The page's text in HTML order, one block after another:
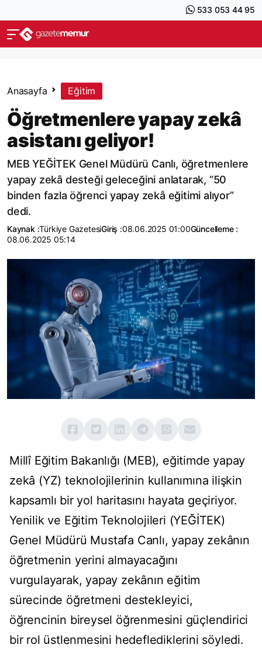
533 053 44 95
Anasayfa Eğitim
Öğretmenlere yapay zekâ
asistanı geliyor!
MEB YEĞİTEK Genel Müdürü Canlı, öğretmenlere
yapay zekâ desteği geleceğini anlatarak, “50
binden fazla öğrenci yapay zekâ eğitimi alıyor”
dedi.
Kaynak :Türkiye GazetesiGiriş :08.06.2025 01:00Güncelleme :
08.06.2025 05:14
Millî Eğitim Bakanlığı (MEB), eğitimde yapay
zekâ (YZ) teknolojilerinin kullanımına ilişkin
kapsamlı bir yol haritasını hayata geçiriyor.
Yenilik ve Eğitim Teknolojileri (YEĞİTEK)
Genel Müdürü Mustafa Canlı, yapay zekânın
öğretmenin yerini almayacağını
vurgulayarak, yapay zekânın eğitim
sürecinde öğretmeni destekleyici,
öğrencinin bireysel öğrenmesini güçlendirici
bir rol üstlenmesini hedeflediklerini söyledi.